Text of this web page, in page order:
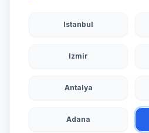
Istanbul
Izmir
Antalya
Adana